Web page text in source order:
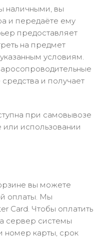
наличными, вы
и передаёте ему
предоставляет
на предмет
условиям.
и получает
при самовывозе
или использовании
вы можете
оплаты. Мы
Card. Чтобы оплатить
сервер системы
номер карты, срок